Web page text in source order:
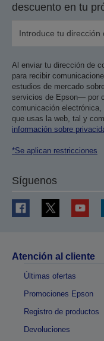
descuento en tu
Al enviar tu dirección de
para recibir
estudios de mercado
servicios de Epson— por
comunicación
que usas la web, tal y
información sobre
*Se aplican restricciones
Síguenos
Atención al cliente
Últimas ofertas
Promociones Epson
Registro de productos
Devoluciones